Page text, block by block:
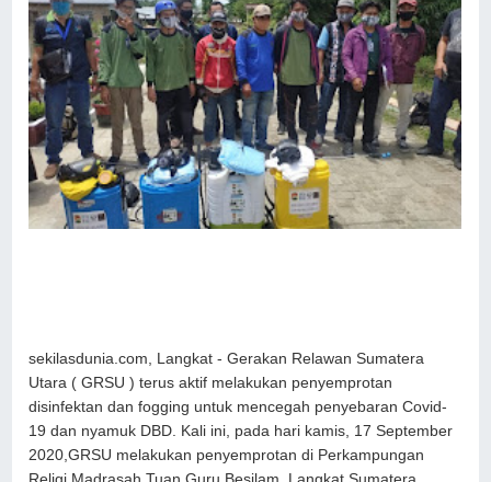
sekilasdunia.com, Langkat - Gerakan Relawan Sumatera
Utara ( GRSU ) terus aktif melakukan penyemprotan
disinfektan dan fogging untuk mencegah penyebaran Covid-
19 dan nyamuk DBD. Kali ini, pada hari kamis, 17 September
2020,GRSU melakukan penyemprotan di Perkampungan